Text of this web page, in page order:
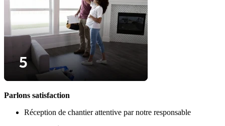
Parlons satisfaction
Réception de chantier attentive par notre responsable